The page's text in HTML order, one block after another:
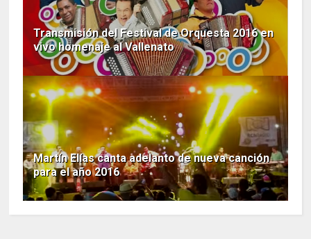
Transmisión del Festival de Orquesta 2016 en
vivo homenaje al Vallenato
Martín Elías canta adelanto de nueva canción
para el año 2016